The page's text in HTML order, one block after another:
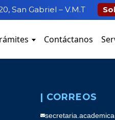
San Gabriel – V.M.T
Contáctanos
| CORREOS